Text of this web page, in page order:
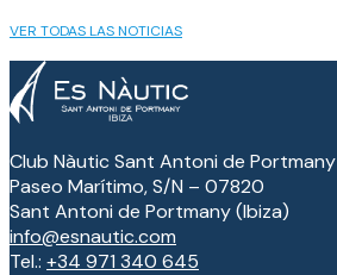
VER TODAS LAS NOTICIAS
Club Nàutic Sant Antoni de Portmany
Paseo Marítimo, S/N – 07820
Sant Antoni de Portmany (Ibiza)
info@esnautic.com
Tel.: +34 971 340 645